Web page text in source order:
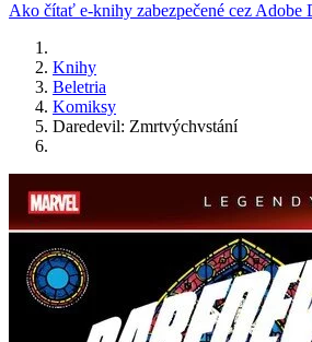
Ako čítať e-knihy zabezpečené cez Adobe
Knihy
Beletria
Komiksy
Daredevil: Zmrtvýchvstání